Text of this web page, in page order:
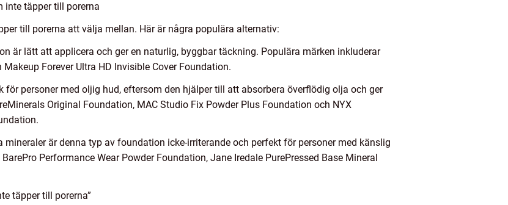
inte täpper till porerna
till porerna att välja mellan. Här är några populära alternativ:
är lätt att applicera och ger en naturlig, byggbar täckning. Populära märken inkluderar
Forever Ultra HD Invisible Cover Foundation.
personer med oljig hud, eftersom den hjälper till att absorbera överflödig olja och ger
Original Foundation, MAC Studio Fix Powder Plus Foundation och NYX
är denna typ av foundation icke-irriterande och perfekt för personer med känslig
Performance Wear Powder Foundation, Jane Iredale PurePressed Base Mineral
täpper till porerna”